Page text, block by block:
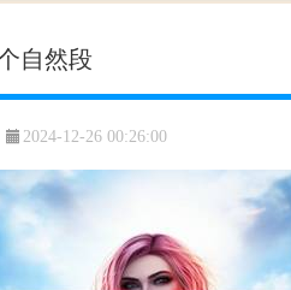
自然段
2024-12-26 00:26:00